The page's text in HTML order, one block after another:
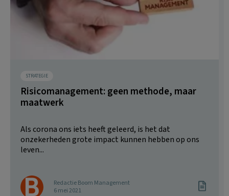
STRATEGIE
Risicomanagement: geen methode, maar
maatwerk
Als corona ons iets heeft geleerd, is het dat
onzekerheden grote impact kunnen hebben op ons
leven...
Redactie Boom Management
6 mei 2021